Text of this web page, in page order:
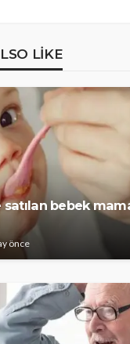
LIKE
satılan bebek
önce